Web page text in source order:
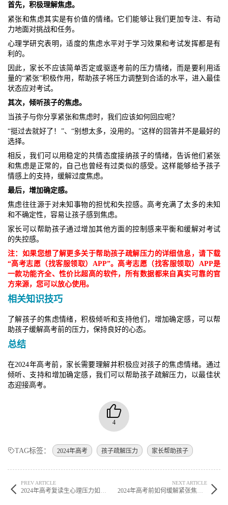
首先，积极理解焦虑。
紧张和焦虑其实是有价值的情绪。它们能够让我们更加专注、有动
力地面对挑战和任务。
心理学研究表明，适度的焦虑水平对于学习效果和考试发挥都是有
利的。
因此，家长不应该简单否定或驱逐考前的压力情绪，而是要利用适
量的“紧张”积极作用，帮助孩子将压力调整到合适的水平，进入最佳
状态应对考试。
其次，倾听孩子的焦虑。
当孩子与你分享紧张和焦虑时，我们应该如何回应呢？
“挺过去就好了！”、“别想太多，没用的。”这样的回答并不是最好的
选择。
相反，我们可以用稳定的共情态度接纳孩子的情绪，告诉他们紧张
和焦虑是正常的，自己也曾经有过类似的感受。这样能够给予孩子
情感上的支持，缓解过度焦虑。
最后，增加确定感。
焦虑往往源于对未知事物的担忧和失控感。高考充满了太多的未知
和不确定性，容易让孩子感到焦虑。
家长可以帮助孩子通过增加其他方面的控制感来平衡和缓解对考试
的失控感。
注：如果您想了解更多关于帮助孩子疏解压力的详细信息，请下载
“高考志愿（找客服领取）APP”。高考志愿（找客服领取）APP是
一款功能齐全、性价比超高的软件，所有数据都来自真实可靠的官
方来源，您可以放心使用。
相关知识技巧
了解孩子的焦虑情绪，积极倾听和支持他们，增加确定感，可以帮
助孩子缓解高考前的压力，保持良好的心态。
总结
在2024年高考前，家长需要理解并积极应对孩子的焦虑情绪。通过
倾听、支持和增加确定感，我们可以帮助孩子疏解压力，以最佳状
态迎接高考。
4
TAG标签： 2024年高考 孩子疏解压力 家长帮助孩子
PREV ARTICLE NEXT ARTICLE